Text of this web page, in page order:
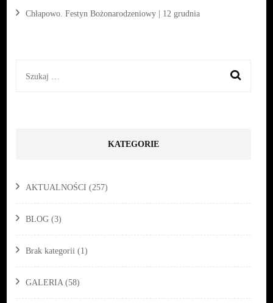
Chłapowo. Festyn Bożonarodzeniowy | 12 grudnia
Szukaj:
KATEGORIE
AKTUALNOŚCI (257)
BLOG (3)
Brak kategorii (1)
GALERIA (58)